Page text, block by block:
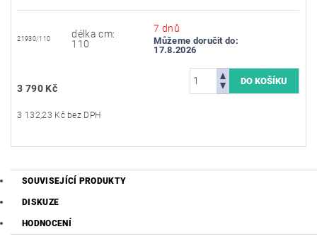
21930/110
délka cm:
110
7 dnů
Můžeme doručit do:
17.8.2026
3 790 Kč
3 132,23 Kč bez DPH
SOUVISEJÍCÍ PRODUKTY
DISKUZE
HODNOCENÍ